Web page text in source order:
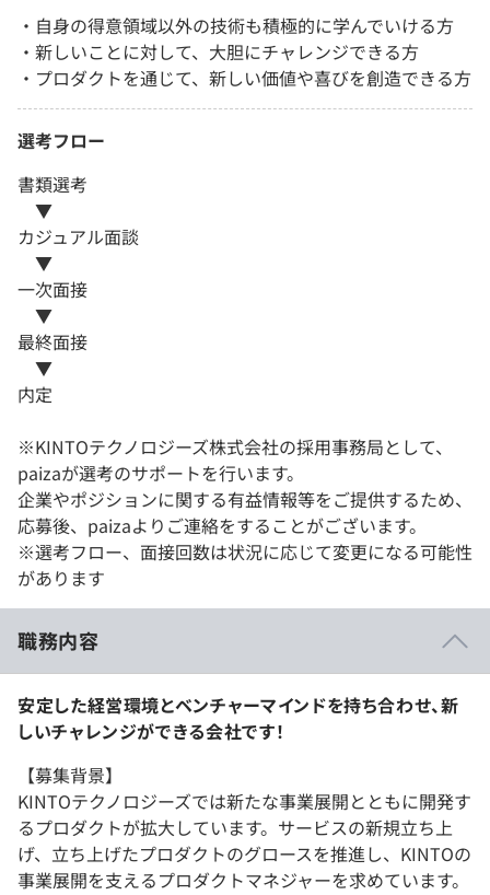
・自身の得意領域以外の技術も積極的に学んでいける方
・新しいことに対して、大胆にチャレンジできる方
・プロダクトを通じて、新しい価値や喜びを創造できる方
選考フロー
書類選考
▼
カジュアル面談
▼
一次面接
▼
最終面接
▼
内定
※KINTOテクノロジーズ株式会社の採用事務局として、
paizaが選考のサポートを行います。
企業やポジションに関する有益情報等をご提供するため、
応募後、paizaよりご連絡をすることがございます。
※選考フロー、面接回数は状況に応じて変更になる可能性
があります
職務内容
安定した経営環境とベンチャーマインドを持ち合わせ、新
しいチャレンジができる会社です！
【募集背景】
KINTOテクノロジーズでは新たな事業展開とともに開発す
るプロダクトが拡大しています。サービスの新規立ち上
げ、立ち上げたプロダクトのグロースを推進し、KINTOの
事業展開を支えるプロダクトマネジャーを求めています。